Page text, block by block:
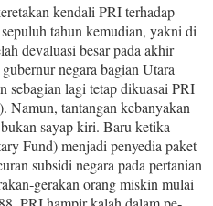
kendali PRI ter­hadap
tahun kemudi­an, yakni di
devaluasi be­sar pada akhir
nega­ra bagian Utara
sebagian lagi tetap dikuasai PRI
Na­mun, tantangan kebanyakan
sayap kiri. Baru ketika
Fund) menjadi penyedia paket
subsidi negara pada pertanian
orang miskin mulai